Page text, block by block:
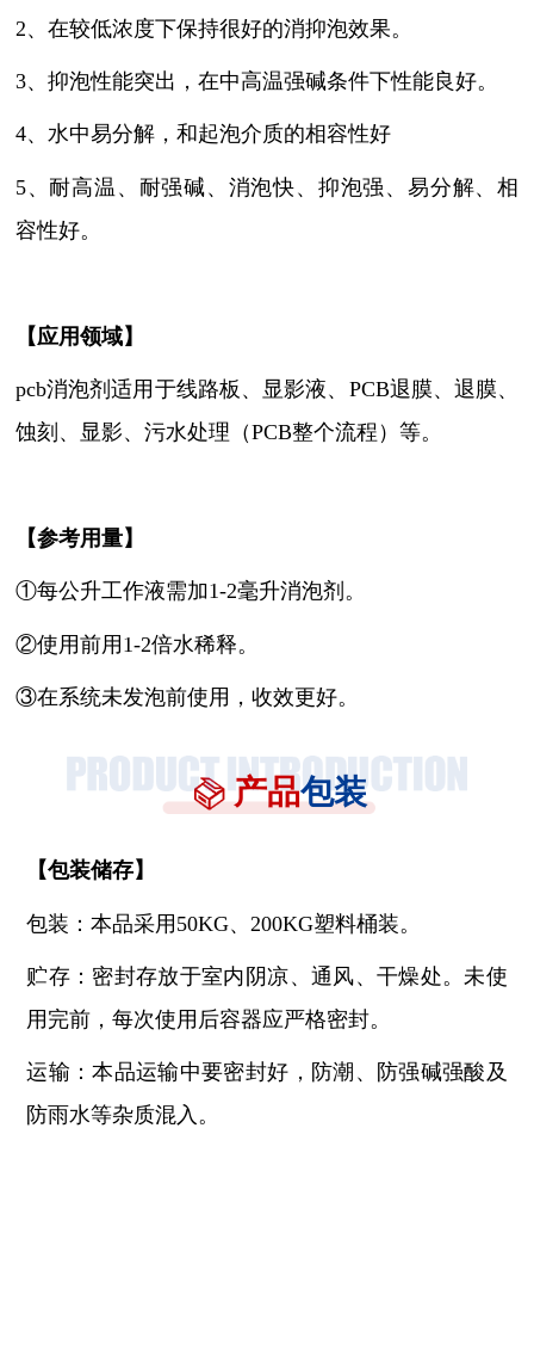
2、在较低浓度下保持很好的消抑泡效果。
3、抑泡性能突出，在中高温强碱条件下性能良好。
4、 水中易分解，和起泡介质的相容性好
5、耐高温、耐强碱、消泡快、抑泡强、易分解、相
容性好。
【应用领域】
pcb消泡剂适用 于线路板、显影液、 PCB退膜、退膜、
蚀刻、显影、污水处理（PCB整个流程）等。
【参考用量】
①每公升工作液需加1-2毫升消泡剂。
②使用前用1-2倍水稀释。
③在系统未发泡前使用，收效更好。
产品包装
【包装储存】
包装：本品采用 50KG、200KG塑料桶装。
贮存：密封存放于室内阴凉、通风、干燥处。未使
用完前，每次使用后容器应严格密封。
运输：本品运输中要密封好，防潮、防强碱强酸及
防雨水等杂质混入。